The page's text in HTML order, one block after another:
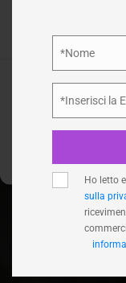
/SCONTI
*Nome
*Inserisci la
Ho letto
sulla